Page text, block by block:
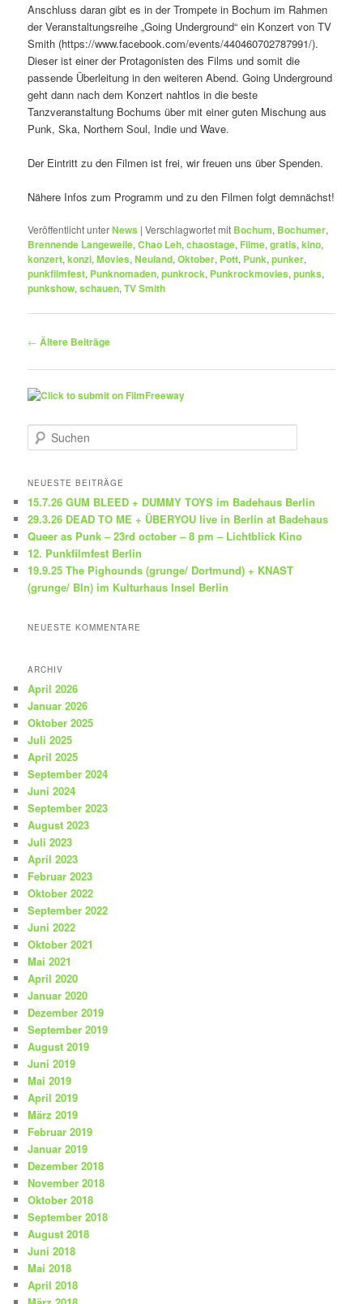
Anschluss daran gibt es in der Trompete in Bochum im Rahmen
der Veranstaltungsreihe „Going Underground“ ein Konzert von TV
Smith (https://www.facebook.com/events/440460702787991/).
Dieser ist einer der Protagonisten des Films und somit die
passende Überleitung in den weiteren Abend. Going Underground
geht dann nach dem Konzert nahtlos in die beste
Tanzveranstaltung Bochums über mit einer guten Mischung aus
Punk, Ska, Northern Soul, Indie und Wave.
Der Eintritt zu den Filmen ist frei, wir freuen uns über Spenden.
Nähere Infos zum Programm und zu den Filmen folgt demnächst!
Veröffentlicht unterNews |Verschlagwortet mit Bochum, Bochumer,
Brennende Langeweile,Chao Leh,chaostage, Filme,gratis,kino,
konzert,konzi,Movies,Neuland,Oktober, Pott, Punk,punker,
punkfilmfest, Punknomaden,punkrock, Punkrockmovies,punks,
punkshow,schauen,TV Smith
Beitragsnavigation
← Ältere Beiträge
u
h
n
NEUESTE BEITRÄGE
15.7.26 GUM BLEED + DUMMY TOYS im Badehaus Berlin
29.3.26 DEAD TO ME + ÜBERYOU live in Berlin at Badehaus
Queer as Punk – 23rd october – 8 pm – Lichtblick Kino
12. Punkfilmfest Berlin
19.9.25 The Pighounds (grunge/ Dortmund) + KNAST
(grunge/ Bln) im Kulturhaus Insel Berlin
NEUESTE KOMMENTARE
ARCHIV
April 2026
Januar 2026
Oktober 2025
Juli 2025
April 2025
September 2024
Juni 2024
September 2023
August 2023
Juli 2023
April 2023
Februar 2023
Oktober 2022
September 2022
Juni 2022
Oktober 2021
Mai 2021
April 2020
Januar 2020
Dezember 2019
September 2019
August 2019
Juni 2019
Mai 2019
April 2019
März 2019
Februar 2019
Januar 2019
Dezember 2018
November 2018
Oktober 2018
September 2018
August 2018
Juni 2018
Mai 2018
April 2018